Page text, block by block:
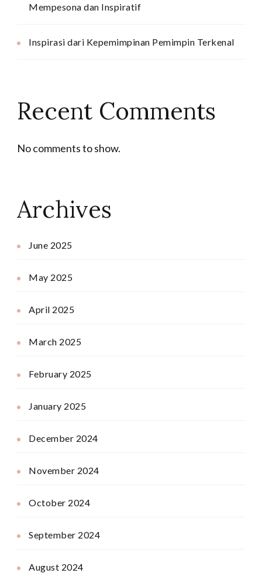
Mempesona dan Inspiratif
Inspirasi dari Kepemimpinan Pemimpin Terkenal
Recent Comments
No comments to show.
Archives
June 2025
May 2025
April 2025
March 2025
February 2025
January 2025
December 2024
November 2024
October 2024
September 2024
August 2024